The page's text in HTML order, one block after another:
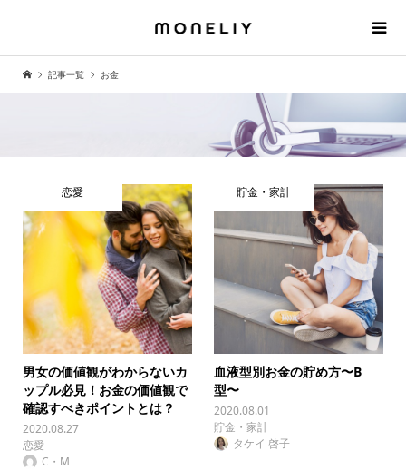
記事一覧 お金
恋愛
男女の価値観がわからないカ
ップル必見！お金の価値観で
確認すべきポイントとは？
2020.08.27
恋愛
C・M
貯金・家計
血液型別お金の貯め方〜B
型〜
2020.08.01
貯金・家計
タケイ 啓子